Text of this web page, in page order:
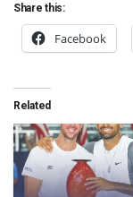
Share this:
Facebook
Related